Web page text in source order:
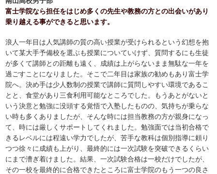
富士学院なら担任をはじめ多くの先生や教務の方との出会いがあり
乗り越える事ができると思います。
浪人一年目は人気講師の質の高い授業が受けられるという幻想を抱
いて某大手予備校を選ぶも授業についていけず、質問するにも生徒
が多くて講師との距離も遠く、成績は上がらないまま無駄な一年を
過ごすことになりました。そこで二年目は家族の勧めもあり富士学
院へ。決め手は少人数制の授業で講師に質問しやすい環境であるこ
とと、食堂があり三食利用可能なところでした。もうあとがないと
いう決意と勉強に没頭する覚悟で入塾したものの、気持ちが乗らな
い時も多くありましたが、そんな時には担当教務の方が親身になっ
て、時には厳しくサポートしてくれました。勉強面では当初合格で
きるレベルには程遠い学力でしたが、苦手な教科は個別指導に頼り
つつ徐々に成績も上がり、最終的には一次試験を突破できるくらい
にまで漕ぎ着けました。結果、一次試験合格は一校だけでしたが、
その一校を最終的に合格できたところに富士学院のもう一つの良さ